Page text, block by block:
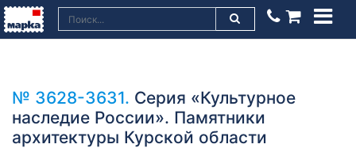
№ 3628-3631. Серия «Культурное
наследие России». Памятники
архитектуры Курской области